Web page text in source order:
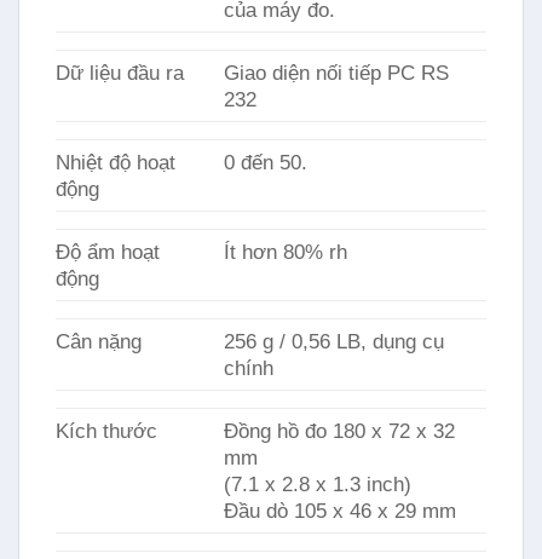
của máy đo.
Dữ liệu đầu ra
Giao diện nối tiếp PC RS
232
Nhiệt độ hoạt
động
0 đến 50.
Độ ẩm hoạt
động
Ít hơn 80% rh
Cân nặng
256 g / 0,56 LB, dụng cụ
chính
Kích thước
Đồng hồ đo 180 x 72 x 32
mm
(7.1 x 2.8 x 1.3 inch)
Đầu dò 105 x 46 x 29 mm